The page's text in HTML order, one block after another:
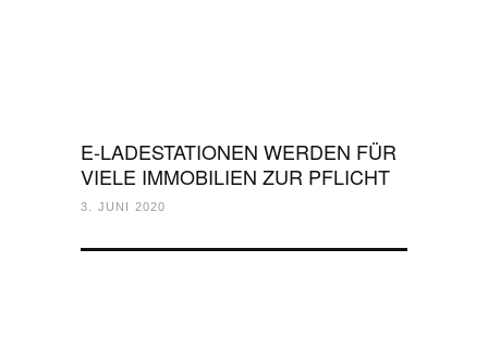
E-LADESTATIONEN WERDEN FÜR
VIELE IMMOBILIEN ZUR PFLICHT
3. JUNI 2020